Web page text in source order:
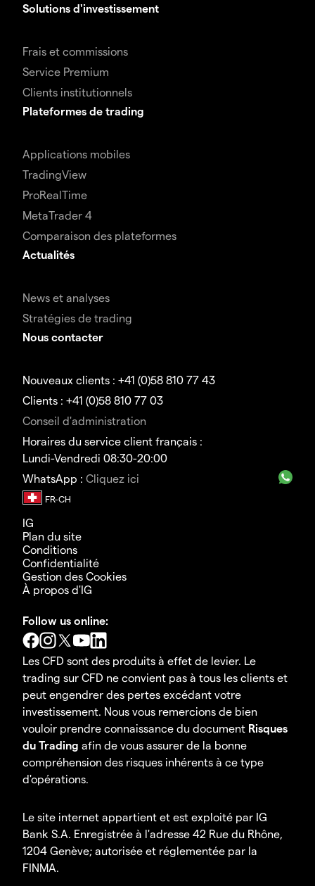
Solutions d'investissement
Frais et commissions
Service Premium
Clients institutionnels
Plateformes de trading
Applications mobiles
TradingView
ProRealTime
MetaTrader 4
Comparaison des plateformes
Actualités
News et analyses
Stratégies de trading
Nous contacter
Nouveaux clients : +41 (0)58 810 77 43
Clients : +41 (0)58 810 77 03
Conseil d'administration
Horaires du service client français :
Lundi-Vendredi 08:30-20:00
WhatsApp : Cliquez ici
IG
Plan du site
Conditions
Confidentialité
Gestion des Cookies
À propos d'IG
Follow us online:
Les CFD sont des produits à effet de levier. Le
trading sur CFD ne convient pas à tous les clients et
peut engendrer des pertes excédant votre
investissement. Nous vous remercions de bien
vouloir prendre connaissance du document Risques
du Trading afin de vous assurer de la bonne
compréhension des risques inhérents à ce type
d'opérations.
Le site internet appartient et est exploité par IG
Bank S.A. Enregistrée à l'adresse 42 Rue du Rhône,
1204 Genève; autorisée et réglementée par la
FINMA.